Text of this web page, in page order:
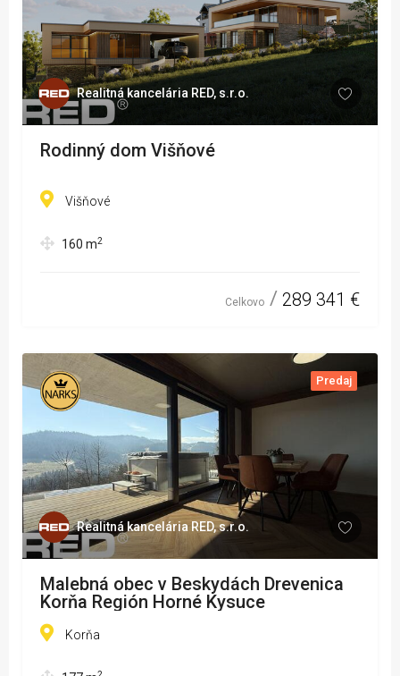
Realitná kancelária RED, s.r.o.
Rodinný dom Višňové
Višňové
160 m2
Celkovo 289 341 €
Predaj
Realitná kancelária RED, s.r.o.
Malebná obec v Beskydách Drevenica
Korňa Región Horné Kysuce
Korňa